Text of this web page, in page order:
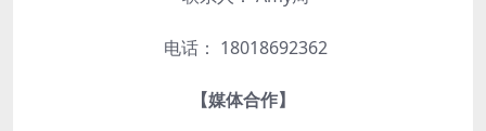
电话： 18018692362
【媒体合作】